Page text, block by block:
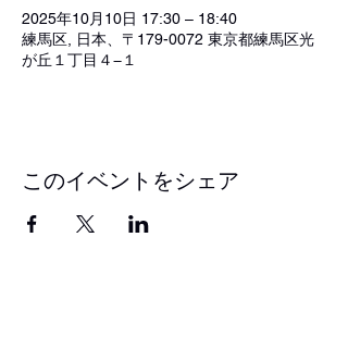
2025年10月10日 17:30 – 18:40
練馬区, 日本、〒179-0072 東京都練馬区光
が丘１丁目４−１
このイベントをシェア